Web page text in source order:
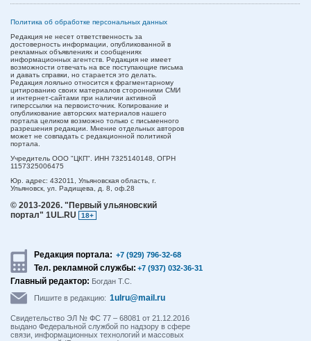
Политика об обработке персональных данных
Редакция не несет ответственность за
достоверность информации, опубликованной в
рекламных объявлениях и сообщениях
информационных агентств. Редакция не имеет
возможности отвечать на все поступающие письма
и давать справки, но старается это делать.
Редакция лояльно относится к фрагментарному
цитированию своих материалов сторонними СМИ
и интернет-сайтами при наличии активной
гиперссылки на первоисточник. Копирование и
опубликование авторских материалов нашего
портала целиком возможно только с письменного
разрешения редакции. Мнение отдельных авторов
может не совпадать с редакционной политикой
портала.
Учредитель ООО "ЦКП". ИНН 7325140148, ОГРН
1157325006475
Юр. адрес: 432011, Ульяновская область, г.
Ульяновск, ул. Радищева, д. 8, оф.28
© 2013-2026. "Первый ульяновский
портал" 1UL.RU
18+
Редакция портала: +7 (929) 796-32-68
Тел. рекламной службы: +7 (937) 032-36-31
Главный редактор: Богдан Т.С.
Пишите в редакцию: 1ulru@mail.ru
Свидетельство ЭЛ № ФС 77 – 68081 от 21.12.2016
выдано Федеральной службой по надзору в сфере
связи, информационных технологий и массовых